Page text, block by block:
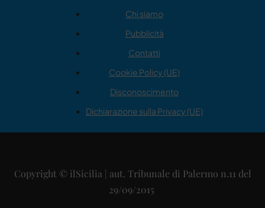
Chi siamo
Pubblicità
Contatti
Cookie Policy (UE)
Disconoscimento
Dichiarazione sulla Privacy (UE)
Copyright © ilSicilia | aut. Tribunale di Palermo n.11 del
29/09/2015